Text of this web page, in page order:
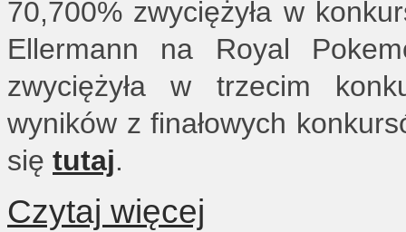
70,700% zwyciężyła w
Ellermann na Royal
zwyciężyła w trzecim
wyników z finałowych
się tutaj.
Czytaj więcej